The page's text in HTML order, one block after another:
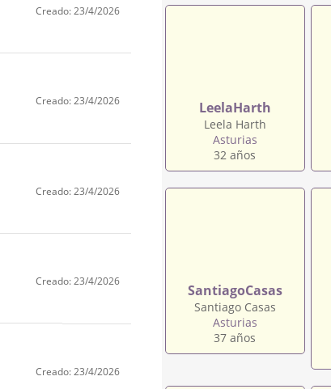
Creado: 23/4/2026
Creado: 23/4/2026
Creado: 23/4/2026
Creado: 23/4/2026
Creado: 23/4/2026
LeelaHarth
Leela Harth
Asturias
32 años
SantiagoCasas
Santiago Casas
Asturias
37 años